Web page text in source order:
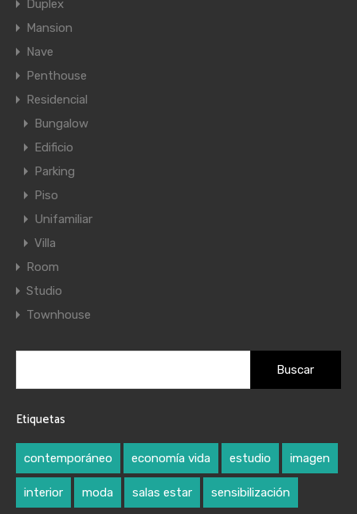
Duplex
Mansion
Nave
Penthouse
Residencial
Bungalow
Edificio
Parking
Piso
Unifamiliar
Villa
Room
Studio
Townhouse
Etiquetas
contemporáneo economía vida estudio imagen
interior moda salas estar sensibilización